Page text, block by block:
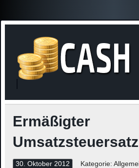
Ermäßigter
30. Oktober 2012 Kategorie: